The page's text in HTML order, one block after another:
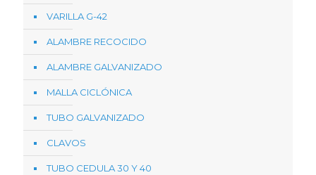
VARILLA G-42
ALAMBRE RECOCIDO
ALAMBRE GALVANIZADO
MALLA CICLÓNICA
TUBO GALVANIZADO
CLAVOS
TUBO CEDULA 30 Y 40